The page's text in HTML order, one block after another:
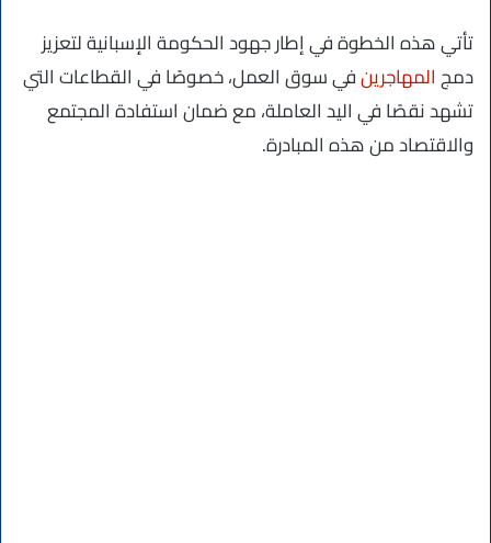
تأتي هذه الخطوة في إطار جهود الحكومة الإسبانية لتعزيز
دمجالمهاجرينفي سوق العمل، خصوصًا في القطاعات التي
تشهد نقصًا في اليد العاملة، مع ضمان استفادة المجتمع
والاقتصاد من هذه المبادرة.